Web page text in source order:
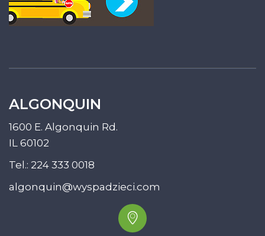
ALGONQUIN
1600 E. Algonquin Rd.
IL 60102
Tel.: 224 333 0018
algonquin@wyspadzieci.com